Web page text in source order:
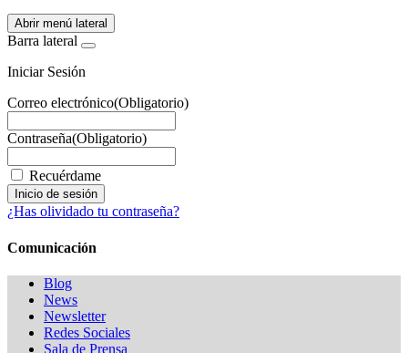
Abrir menú lateral
Barra lateral
Iniciar Sesión
Correo electrónico(Obligatorio)
Contraseña(Obligatorio)
Recuérdame
¿Has olividado tu contraseña?
Comunicación
Blog
News
Newsletter
Redes Sociales
Sala de Prensa